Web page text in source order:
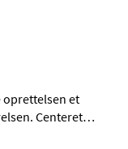
oprettelsen et
Centeret…